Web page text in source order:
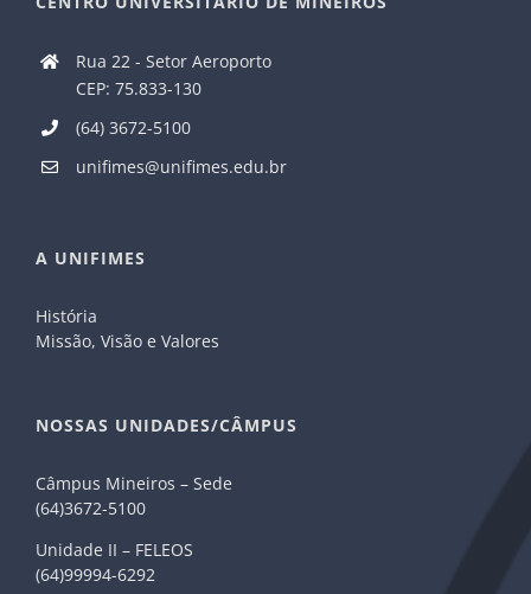
Rua 22 - Setor Aeroporto
CEP: 75.833-130
(64) 3672-5100
unifimes@unifimes.edu.br
A UNIFIMES
História
Missão, Visão e Valores
NOSSAS UNIDADES/CÂMPUS
Câmpus Mineiros – Sede
(64)3672-5100
Unidade II – FELEOS
(64)99994-6292